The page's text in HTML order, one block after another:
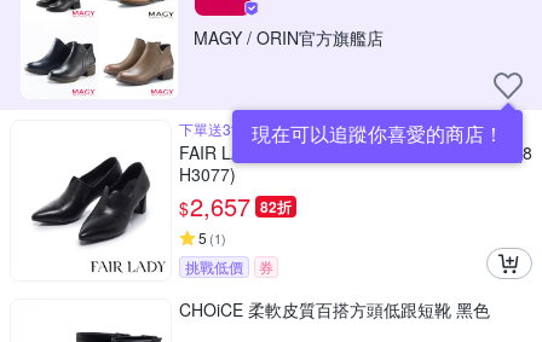
MAGY / ORIN官方旗艦店
現在可以追蹤你喜愛的商店！
下單送3%OPENPOINT
FAIR LADY 芯太軟 V字剪裁羊皮高跟踝靴 黑 (8
H3077)
$2,657 82折
5 (1)
挑戰低價 券
CHOiCE 柔軟皮質百搭方頭低跟短靴 黑色